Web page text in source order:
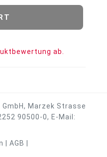
ab.
Marzek Strasse
90500-0, E-Mail:
AGB